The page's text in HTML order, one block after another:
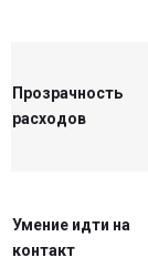
Прозрачность
расходов
Умение идти на
контакт